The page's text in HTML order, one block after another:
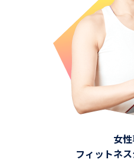
女
フィットネ